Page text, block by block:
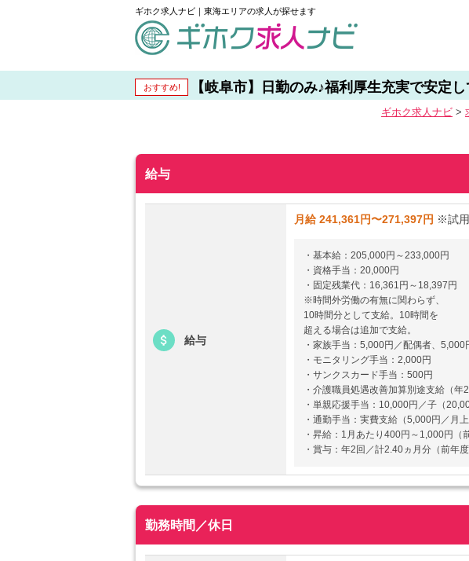
ギホク求人ナビ｜東海エリアの求人が探せます
おすすめ! 【岐阜市】日勤のみ♪福利厚生充実で安定
ギホク求⼈ナビ >
給与
給与
月給 241,361円〜271,397円 ※試
・基本給：205,000円～233,000円
・資格手当：20,000円
・固定残業代：16,361円～18,397円
※時間外労働の有無に関わらず、
10時間分として支給。10時間を
超える場合は追加で支給。
・家族手当：5,000円／配偶者、5,000
・モニタリング手当：2,000円
・サンクスカード手当：500円
・介護職員処遇改善加算別途支給（年2
・単親応援手当：10,000円／子（
・通勤手当：実費支給（5,000円／月上
・昇給：1月あたり400円～1,000円（
・賞与：年2回／計2.40ヵ月分（前年度
勤務時間／休日